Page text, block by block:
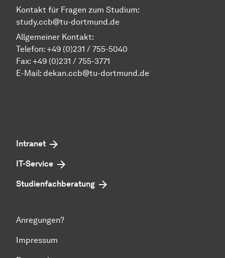
Kontakt für Fragen zum Studium:
study.ccb@tu-dortmund.de
Allgemeiner Kontakt:
Telefon: +49 (0)231 / 755-5040
Fax: +49 (0)231 / 755-3771
E-Mail: dekan.ccb@tu-dortmund.de
Intranet
IT-Service
Studienfachberatung
Anregungen?
Impressum